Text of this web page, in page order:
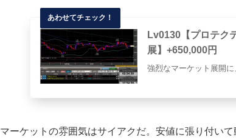
Lv0130【プロテク
展】+650,000円
強烈なマーケット展開
マーケットの雰囲気はサイアクだ。安値に張り付い